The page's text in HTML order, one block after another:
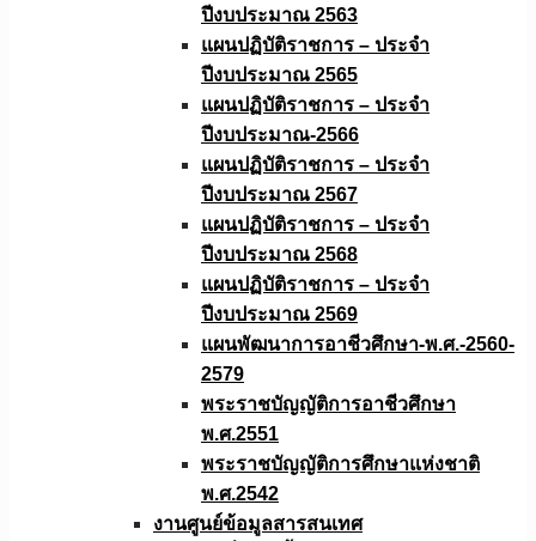
ปีงบประมาณ 2563
แผนปฏิบัติราชการ – ประจำ
ปีงบประมาณ 2565
แผนปฏิบัติราชการ – ประจำ
ปีงบประมาณ-2566
แผนปฏิบัติราชการ – ประจำ
ปีงบประมาณ 2567
แผนปฏิบัติราชการ – ประจำ
ปีงบประมาณ 2568
แผนปฏิบัติราชการ – ประจำ
ปีงบประมาณ 2569
แผนพัฒนาการอาชีวศึกษา-พ.ศ.-2560-
2579
พระราชบัญญัติการอาชีวศึกษา
พ.ศ.2551
พระราชบัญญัติการศึกษาแห่งชาติ
พ.ศ.2542
งานศูนย์ข้อมูลสารสนเทศ